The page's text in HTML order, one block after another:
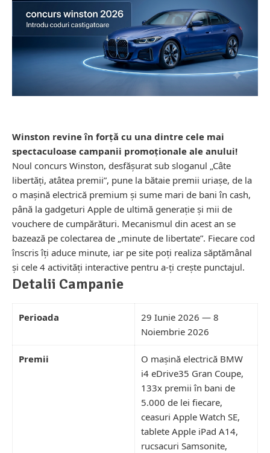
Winston revine în forță cu una dintre cele mai
spectaculoase campanii promoționale ale anului!
Noul concurs Winston, desfășurat sub sloganul „Câte
libertăți, atâtea premii”, pune la bătaie premii uriașe, de la
o mașină electrică premium și sume mari de bani în cash,
până la gadgeturi Apple de ultimă generație și mii de
vouchere de cumpărături. Mecanismul din acest an se
bazează pe colectarea de „minute de libertate”. Fiecare cod
înscris îți aduce minute, iar pe site poți realiza săptămânal
și cele 4 activități interactive pentru a-ți crește punctajul.
Detalii Campanie
Perioada
29 Iunie 2026 — 8
Noiembrie 2026
Premii
O mașină electrică BMW
i4 eDrive35 Gran Coupe,
133x premii în bani de
5.000 de lei fiecare,
ceasuri Apple Watch SE,
tablete Apple iPad A14,
rucsacuri Samsonite,